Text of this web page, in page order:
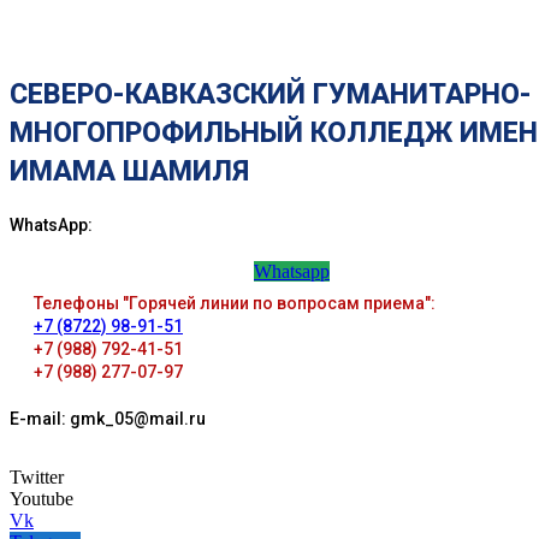
СЕВЕРО-КАВКАЗСКИЙ ГУМАНИТАРНО-
МНОГОПРОФИЛЬНЫЙ КОЛЛЕДЖ
ИМАМА ШАМИЛЯ
WhatsApp:
Whatsapp
Телефоны "Горячей линии по вопросам приема":
+7 (8722) 98-91-51
+7 (988) 792-41-51
+7 (988) 277-07-97
E-mail: gmk_05@mail.ru
Twitter
Youtube
Vk